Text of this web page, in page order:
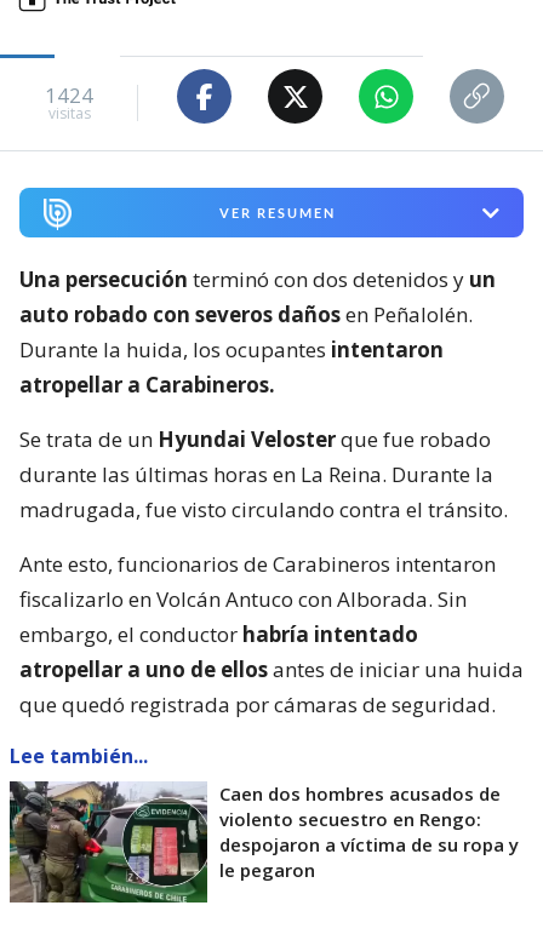
1424
visitas
VER RESUMEN
Una persecución terminó con dos detenidos y un
auto robado con severos dañosen Peñalolén.
Durante la huida, los ocupantes intentaron
atropellar a Carabineros.
Se trata de un Hyundai Velosterque fue robado
durante las últimas horas en La Reina. Durante la
madrugada, fue visto circulando contra el tránsito.
Ante esto, funcionarios de Carabineros intentaron
fiscalizarlo en Volcán Antuco con Alborada. Sin
embargo, el conductor habría intentado
atropellar a uno de ellosantes de iniciar una huida
que quedó registrada por cámaras de seguridad.
Lee también...
Caen dos hombres acusados de
violento secuestro en Rengo:
despojaron a víctima de su ropa y
le pegaron